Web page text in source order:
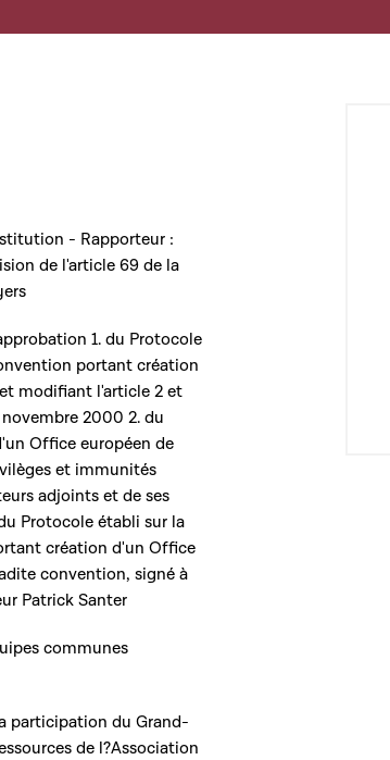
- Rapporteur :
de l'article 69 de la
1. du Protocole
portant création
modifiant l'article 2 et
2000 2. du
Office européen de
et immunités
adjoints et de ses
Protocole établi sur la
création d'un Office
convention, signé à
Patrick Santer
communes
participation du Grand-
de l?Association